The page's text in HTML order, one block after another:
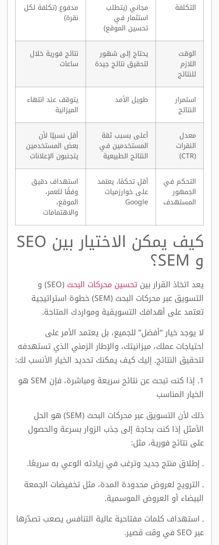
التكلفة
مجاني (يتطلب
استثمار في
تحسين الموقع)
مدفوع (تكلفة لكل
نقرة)
الوقت
اللازم
للنتائج
يحتاج إلى شهور
لتحقيق نتائج جيدة
نتائج فورية خلال
ساعات
استمرار
النتائج
طويل الأمد يتوقف عند انتهاء
الميزانية
معدل
النقرات
(CTR)
أعلى بسبب ثقة
المستخدمين في
النتائج الطبيعية
أقل نسبيًا لأن
بعض المستخدمين
يتجنبون الإعلانات
التحكم في
الجمهور
المستهدف
أقل تحكمًا، يعتمد
على خوارزميات
Google
استهداف دقيق
وفقًا للعمر،
الموقع،
والاهتمامات
كيف يمكن الاختيار بين SEO
و SEM؟
يعد اتخاذ القرار بينتحسين محركات البحث
(SEO) و
التسويق عبر محركات البحث (SEM) خطوة استراتيجية
تعتمد على أهدافك التسويقية ومواردك المتاحة.
لا يوجد خيار “أفضل” للجميع، بل يعتمد الأمر على
احتياجات عملك، ميزانيتك، والإطار الزمني الذي تستهدفه
لتحقيق النتائج. إليك كيف يمكنك تحديد الخيار الأنسب لك:
1. إذا كنت تبحث عن نتائج سريعة ومباشرة، فإن SEM هو
الخيار المناسب
ذلك لأن التسويق عبر محركات البحث (SEM) هو الحل
الأمثل إذا كنت بحاجة إلى جذب الزوار بسرعة والحصول
على نتائج فورية، مثل:
ـ إطلاق منتج جديد وترغب في زيادته الوعي به سريعًا.
ـ الترويج لعروض محدودة المدة، مثل تخفيضات الجمعة
البيضاء أو العروض الموسمية.
ـ استهداف كلمات مفتاحية عالية التنافس يصعب تصدّرها
عبر SEO في وقت قصير.